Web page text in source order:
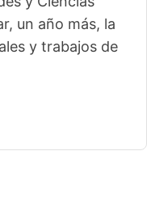
un año más, la
y trabajos de